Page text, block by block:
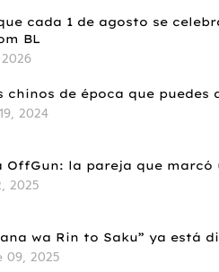
cada 1 de agosto se
BL
chinos de época que
2024
OffGun: la pareja que
2025
wa Rin to Saku” ya está
09, 2025